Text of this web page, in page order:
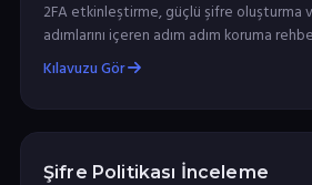
2FA etkinleştirme, güçlü şifre oluşturma
adımlarını içeren adım adım koruma
Kılavuzu Gör
Şifre Politikası İnceleme